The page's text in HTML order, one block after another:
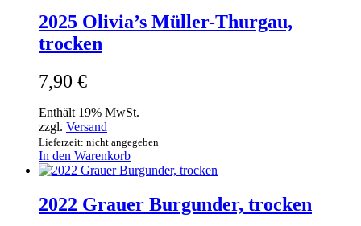
2025 Olivia’s Müller-Thurgau,
trocken
7,90 €
Enthält 19% MwSt.
zzgl. Versand
Lieferzeit: nicht angegeben
In den Warenkorb
2022 Grauer Burgunder, trocken